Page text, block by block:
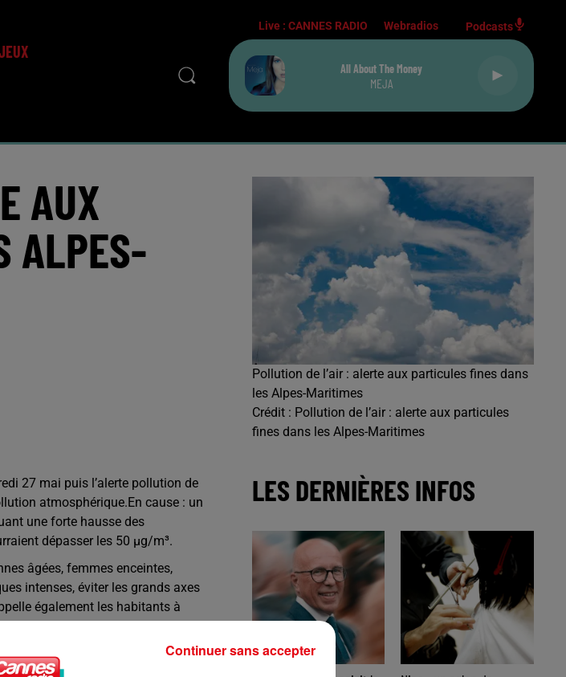
Live :CANNES RADIO Webradios Podcasts
All About The Money
MEJA
AUX
ALPES-
Pollution de l’air : alerte aux particules fines dans
les Alpes-Maritimes
Crédit : Pollution de l’air : alerte aux particules
fines dans les Alpes-Maritimes
27 mai puis l’alerte pollution de
atmosphérique.En cause : un
une forte hausse des
dépasser les 50 µg/m³.
âgées, femmes enceintes,
intenses, éviter les grands axes
également les habitants à
courts et à limiter l’usage de la
axes routiers sans
LES DERNIÈRES INFOS
Continuer sans accepter